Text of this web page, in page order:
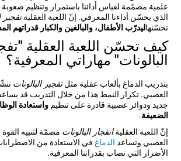
علمية مصمّمة لقياس أدائنا باستمرار وتنظيم صعوبة
الذي يحسّن أداءنا المعرفي. إنّ اللعبة العقليةتفجير
تحسّنهاليدرّب الأطفال، والبالغين والكبار قدراتهم
كيف تحسّن اللعبة العقلية
البالونات" مهاراتي المعرفية؟
بتدريب الدماغ بألعاب عقلية مثلتفجير البالونات
العصبي. تكرار النمط هذا من خلال التدريب قد
جديد ودوائر عصبية قادرة على تنظيمواستعادة
الضعيفة.
إنّ اللعبة العقليةانفجار البالونات مصمّة لتنبيه القوة
العصبي وتساعد الدماغ في الاستعادة من الاضطرابات
الأضرار التي تصاب بقدراتنا المعرفية.